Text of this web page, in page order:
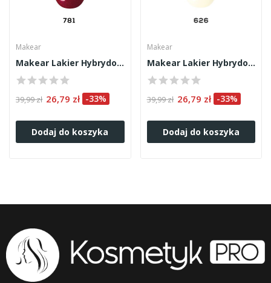
Makear
Makear Lakier Hybrydowy 781 8ml
39,99 zł 26,79 zł -33%
Dodaj do koszyka
Makear
Makear Lakier Hybrydowy 626 8ml
39,99 zł 26,79 zł -33%
Dodaj do koszyka